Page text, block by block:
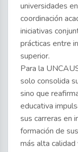
universidades
coordinación
iniciativas
prácticas entre
superior.
Para la
solo consolida
sino que
educativa
sus carreras en
formación de
más alta